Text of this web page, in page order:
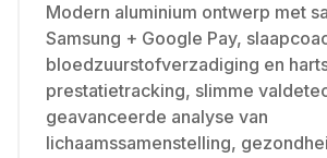
Modern aluminium ontwerp met
Samsung + Google Pay,
bloedzuurstofverzadiging en
prestatietracking, slimme
geavanceerde analyse van
lichaamssamenstelling,